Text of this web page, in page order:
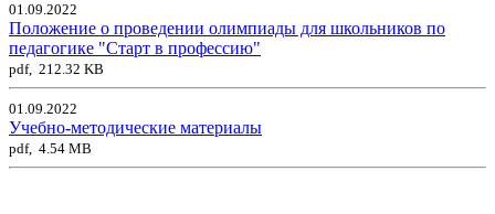
01.09.2022
Положение о проведении олимпиады для школьников по
педагогике "Старт в профессию"
pdf, 212.32 KB
01.09.2022
Учебно-методические материалы
pdf, 4.54 MB